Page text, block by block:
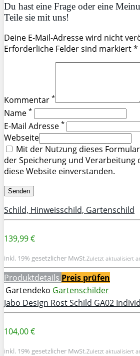
Du hast eine Frage oder eine
Teile sie mit uns!
Deine E-Mail-Adresse wird nicht
Erforderliche Felder sind markiert *
Kommentar *
Name *
E-Mail Adresse *
Webseite
Mit der Nutzung dieses
der Speicherung und Verarbeitung
diese Website einverstanden.
Schild, Hinweisschild, Gartenschild
139,99 €
inkl. 19% gesetzlicher MwSt.Zuletzt aktualisiert
Produktdetails Preis prüfen
Gartendeko Gartenschilder
Jabo Design Rost Schild GA02
104,00 €
inkl. 19% gesetzlicher MwSt.Zuletzt aktualisiert